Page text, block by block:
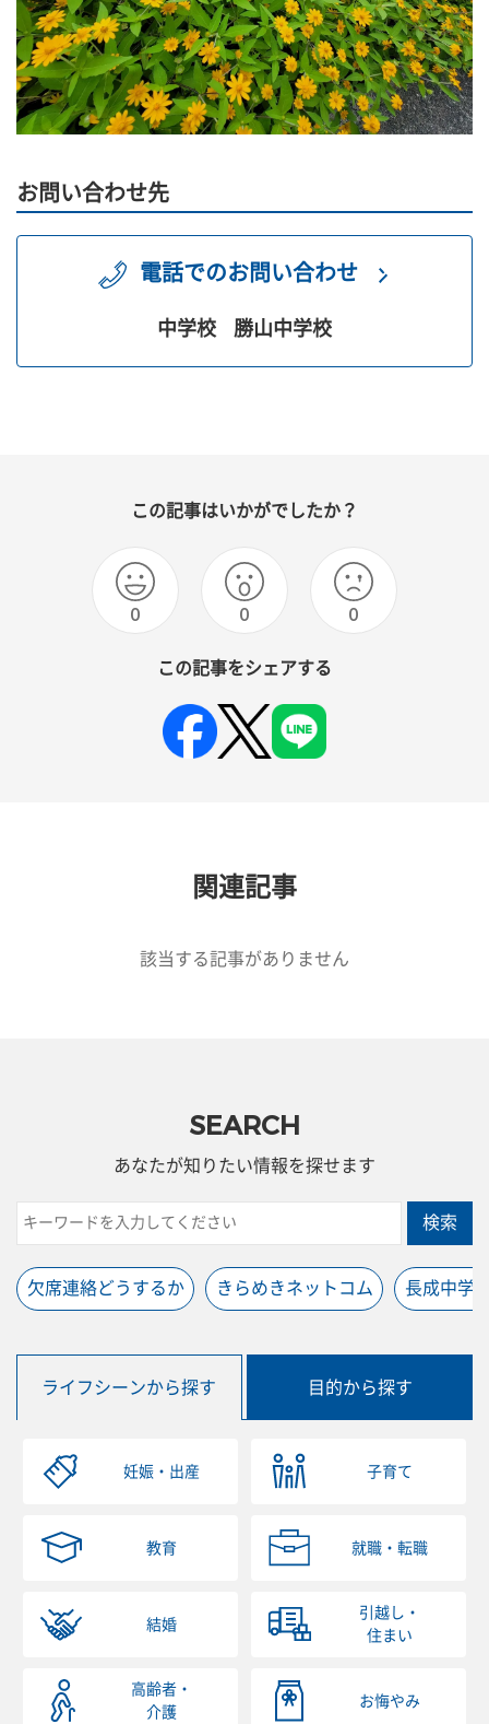
お問い合わせ先
電話でのお問い合わせ
中学校 勝山中学校
この記事はいかがでしたか？
0 0 0
この記事をシェアする
関連記事
該当する記事がありません
SEARCH
あなたが知りたい情報を探せます
検索
欠席連絡どうするか きらめきネットコム 長成中学
ライフシーンから探す 目的から探す
妊娠・出産 子育て
教育 就職・転職
結婚
引越し・
住まい
高齢者・
介護
お悔やみ